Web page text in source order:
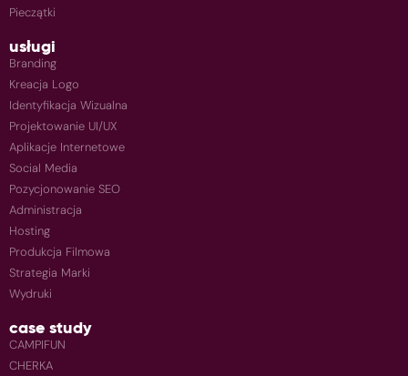
Pieczątki
usługi
Branding
Kreacja Logo
Identyfikacja Wizualna
Projektowanie UI/UX
Aplikacje Internetowe
Social Media
Pozycjonowanie SEO
Administracja
Hosting
Produkcja Filmowa
Strategia Marki
Wydruki
case study
CAMPIFUN
CHERKA